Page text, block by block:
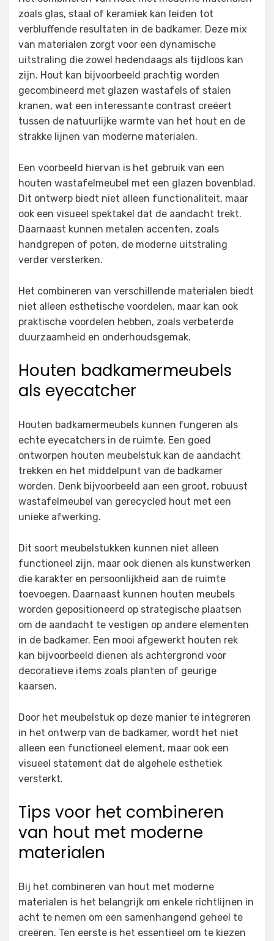
zoals glas, staal of keramiek kan leiden tot
verbluffende resultaten in de badkamer. Deze mix
van materialen zorgt voor een dynamische
uitstraling die zowel hedendaags als tijdloos kan
zijn. Hout kan bijvoorbeeld prachtig worden
gecombineerd met glazen wastafels of stalen
kranen, wat een interessante contrast creëert
tussen de natuurlijke warmte van het hout en de
strakke lijnen van moderne materialen.
Een voorbeeld hiervan is het gebruik van een
houten wastafelmeubel met een glazen bovenblad.
Dit ontwerp biedt niet alleen functionaliteit, maar
ook een visueel spektakel dat de aandacht trekt.
Daarnaast kunnen metalen accenten, zoals
handgrepen of poten, de moderne uitstraling
verder versterken.
Het combineren van verschillende materialen biedt
niet alleen esthetische voordelen, maar kan ook
praktische voordelen hebben, zoals verbeterde
duurzaamheid en onderhoudsgemak.
Houten badkamermeubels
als eyecatcher
Houten badkamermeubels kunnen fungeren als
echte eyecatchers in de ruimte. Een goed
ontworpen houten meubelstuk kan de aandacht
trekken en het middelpunt van de badkamer
worden. Denk bijvoorbeeld aan een groot, robuust
wastafelmeubel van gerecycled hout met een
unieke afwerking.
Dit soort meubelstukken kunnen niet alleen
functioneel zijn, maar ook dienen als kunstwerken
die karakter en persoonlijkheid aan de ruimte
toevoegen. Daarnaast kunnen houten meubels
worden gepositioneerd op strategische plaatsen
om de aandacht te vestigen op andere elementen
in de badkamer. Een mooi afgewerkt houten rek
kan bijvoorbeeld dienen als achtergrond voor
decoratieve items zoals planten of geurige
kaarsen.
Door het meubelstuk op deze manier te integreren
in het ontwerp van de badkamer, wordt het niet
alleen een functioneel element, maar ook een
visueel statement dat de algehele esthetiek
versterkt.
Tips voor het combineren
van hout met moderne
materialen
Bij het combineren van hout met moderne
materialen is het belangrijk om enkele richtlijnen in
acht te nemen om een samenhangend geheel te
creëren. Ten eerste is het essentieel om te kiezen